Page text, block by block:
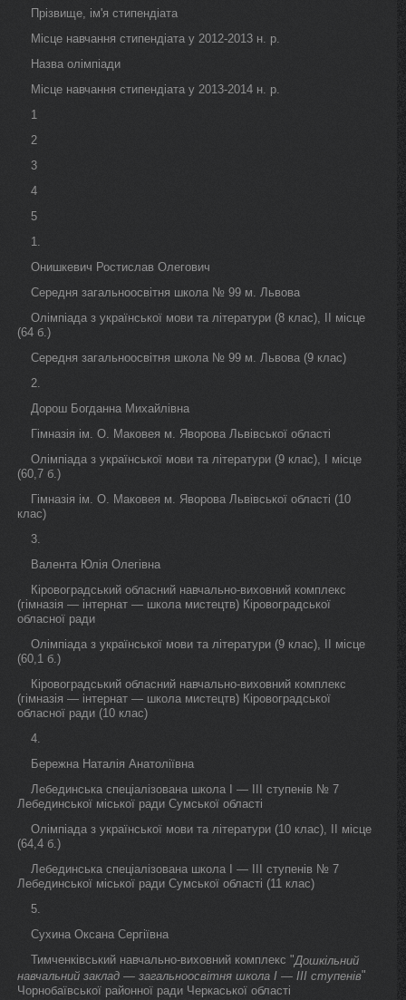
Прізвище, ім'я стипендіата
Місце навчання стипендіата у 2012-2013 н. р.
Назва олімпіади
Місце навчання стипендіата у 2013-2014 н. р.
1
2
3
4
5
1.
Онишкевич Ростислав Олегович
Середня загальноосвітня школа № 99 м. Львова
Олімпіада з української мови та літератури (8 клас), II місце
(64 б.)
Середня загальноосвітня школа № 99 м. Львова (9 клас)
2.
Дорош Богданна Михайлівна
Гімназія ім. О. Маковея м. Яворова Львівської області
Олімпіада з української мови та літератури (9 клас), I місце
(60,7 б.)
Гімназія ім. О. Маковея м. Яворова Львівської області (10
клас)
3.
Валента Юлія Олегівна
Кіровоградський обласний навчально-виховний комплекс
(гімназія — інтернат — школа мистецтв) Кіровоградської
обласної ради
Олімпіада з української мови та літератури (9 клас), II місце
(60,1 б.)
Кіровоградський обласний навчально-виховний комплекс
(гімназія — інтернат — школа мистецтв) Кіровоградської
обласної ради (10 клас)
4.
Бережна Наталія Анатоліївна
Лебединська спеціалізована школа I — III ступенів № 7
Лебединської міської ради Сумської області
Олімпіада з української мови та літератури (10 клас), II місце
(64,4 б.)
Лебединська спеціалізована школа I — III ступенів № 7
Лебединської міської ради Сумської області (11 клас)
5.
Сухина Оксана Сергіївна
Тимченківський навчально-виховний комплекс "Дошкільний
навчальний заклад — загальноосвітня школа I — III ступенів"
Чорнобаївської районної ради Черкаської області